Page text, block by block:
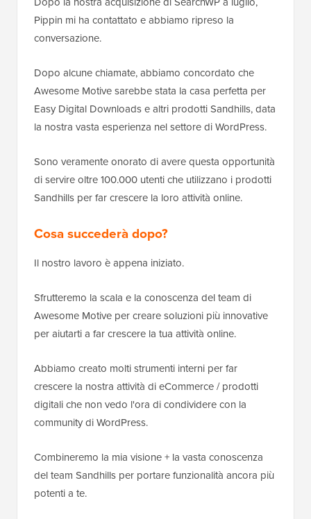
Pippin mi ha contattato e abbiamo ripreso la
conversazione.
Dopo alcune chiamate, abbiamo concordato che
Awesome Motive sarebbe stata la casa perfetta per
Easy Digital Downloads e altri prodotti Sandhills, data
la nostra vasta esperienza nel settore di WordPress.
Sono veramente onorato di avere questa opportunità
di servire oltre 100.000 utenti che utilizzano i prodotti
Sandhills per far crescere la loro attività online.
Cosa succederà dopo?
Il nostro lavoro è appena iniziato.
Sfrutteremo la scala e la conoscenza del team di
Awesome Motive per creare soluzioni più innovative
per aiutarti a far crescere la tua attività online.
Abbiamo creato molti strumenti interni per far
crescere la nostra attività di eCommerce / prodotti
digitali che non vedo l'ora di condividere con la
community di WordPress.
Combineremo la mia visione + la vasta conoscenza
del team Sandhills per portare funzionalità ancora più
potenti a te.